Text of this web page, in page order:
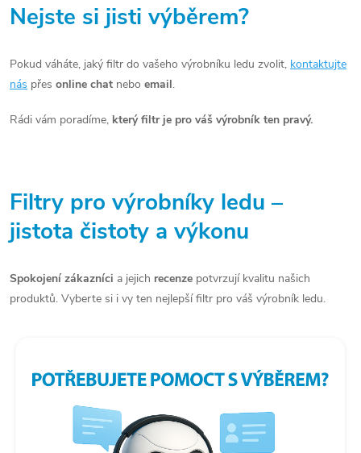
Nejste si jisti výběrem?
Pokud váháte, jaký filtr do vašeho výrobníku ledu zvolit, kontaktujte
nás přes online chat nebo email.
Rádi vám poradíme, který filtr je pro váš výrobník ten pravý.
Filtry pro výrobníky ledu –
jistota čistoty a výkonu
Spokojení zákazníci a jejich recenze potvrzují kvalitu našich
produktů. Vyberte si i vy ten nejlepší filtr pro váš výrobník ledu.